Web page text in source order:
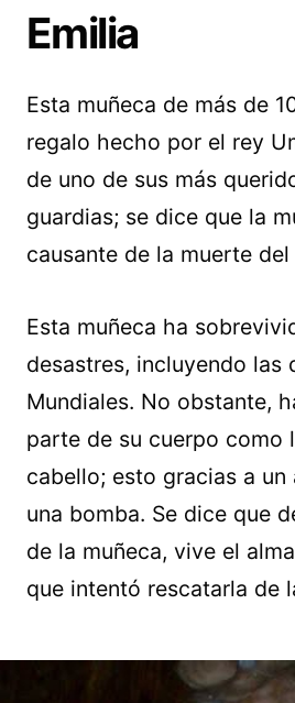
Emilia
Esta muñeca de más de
regalo hecho por el rey
de uno de sus más
guardias; se dice que la
causante de la muerte del
Esta muñeca ha
desastres, incluyendo las
Mundiales. No obstante,
parte de su cuerpo como
cabello; esto gracias a un
una bomba. Se dice que
de la muñeca, vive el
que intentó rescatarla de